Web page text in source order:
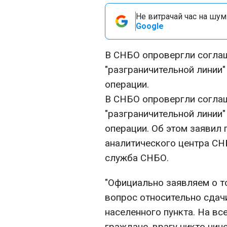
Не витрачай час на
Google
В СНБО опровергли
"разграничительной
операции.
В СНБО опровергли
"разграничительной
операции. Об этом
аналитического центра
служба СНБО.
"Официально заявляем о
вопрос относительно
населенного пункта. На